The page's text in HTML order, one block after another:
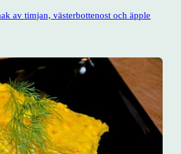
av timjan, västerbottenost och äpple